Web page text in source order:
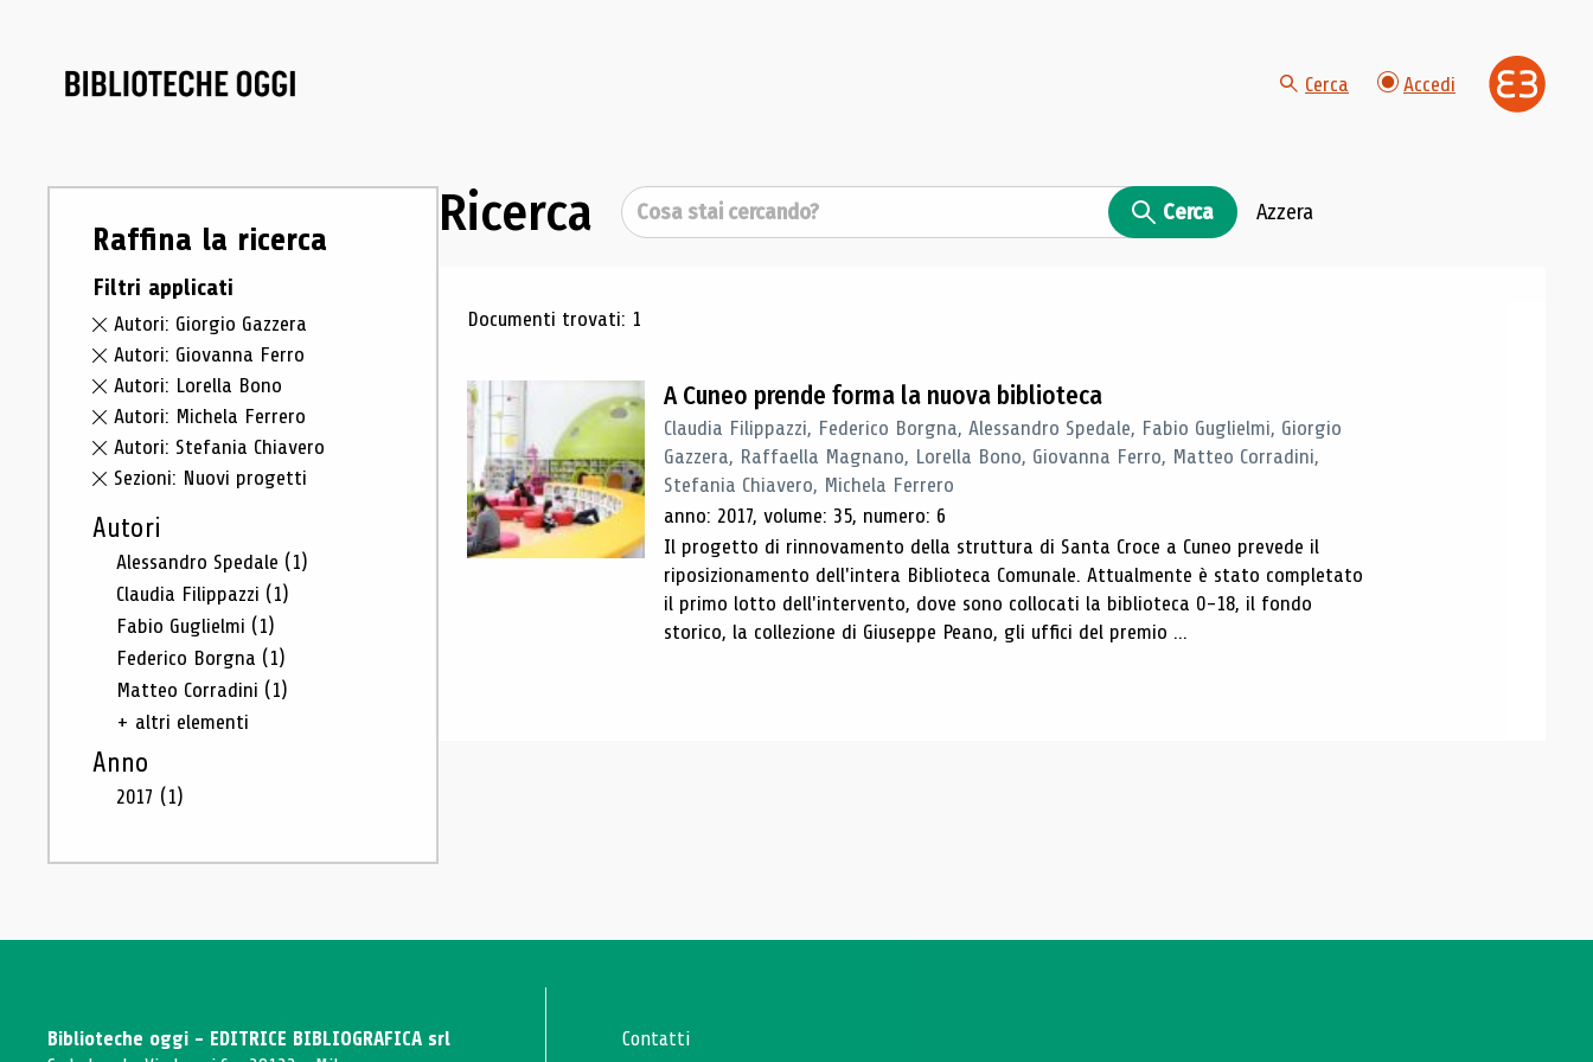
Cerca Accedi
Raffina la ricerca
Filtri applicati
Autori: Giorgio Gazzera
Autori: Giovanna Ferro
Autori: Lorella Bono
Autori: Michela Ferrero
Autori: Stefania Chiavero
Sezioni: Nuovi progetti
Autori
Alessandro Spedale (1)
Claudia Filippazzi (1)
Fabio Guglielmi (1)
Federico Borgna (1)
Matteo Corradini (1)
+ altri elementi
Anno
2017 (1)
Ricerca Cerca Cerca Azzera
Risultati di ricerca
Documenti trovati: 1
A Cuneo prende forma la nuova biblioteca
Claudia Filippazzi, Federico Borgna, Alessandro Spedale, Fabio Guglielmi, Giorgio
Gazzera, Raffaella Magnano, Lorella Bono, Giovanna Ferro, Matteo Corradini,
Stefania Chiavero, Michela Ferrero
anno: 2017, volume: 35, numero: 6
Il progetto di rinnovamento della struttura di Santa Croce a Cuneo prevede il
riposizionamento dell'intera Biblioteca Comunale. Attualmente è stato completato
il primo lotto dell'intervento, dove sono collocati la biblioteca 0-18, il fondo
storico, la collezione di Giuseppe Peano, gli uffici del premio ...
Biblioteche oggi - EDITRICE BIBLIOGRAFICA srl
Contatti